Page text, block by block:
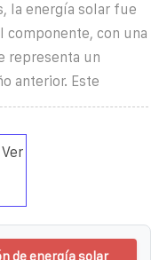
la energía solar fue
componente, con una
representa un
anterior. Este
de energía solar